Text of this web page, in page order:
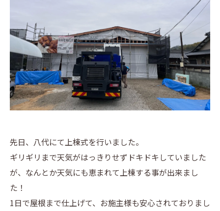
先日、八代にて上棟式を行いました。
ギリギリまで天気がはっきりせずドキドキしていました
が、なんとか天気にも恵まれて上棟する事が出来まし
た！
1日で屋根まで仕上げて、お施主様も安心されておりまし